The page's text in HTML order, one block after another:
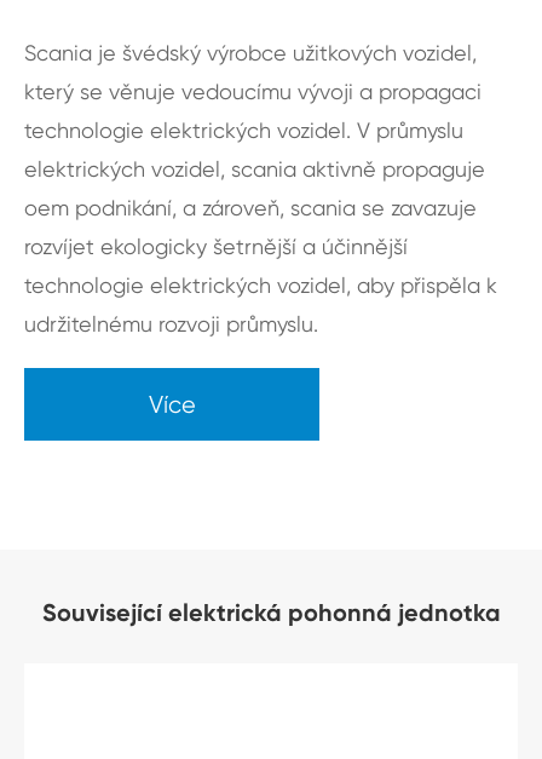
Scania je švédský výrobce užitkových vozidel,
který se věnuje vedoucímu vývoji a propagaci
technologie elektrických vozidel. V průmyslu
elektrických vozidel, scania aktivně propaguje
oem podnikání, a zároveň, scania se zavazuje
rozvíjet ekologicky šetrnější a účinnější
technologie elektrických vozidel, aby přispěla k
udržitelnému rozvoji průmyslu.
Více
Související elektrická pohonná jednotka